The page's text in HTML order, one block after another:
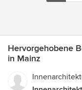
Hervorgehobene
in Mainz